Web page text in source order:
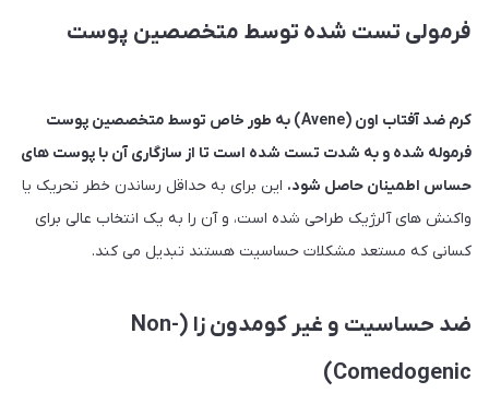
فرمولی تست شده توسط متخصصین پوست
کرم ضد آفتاب اون (Avene) به طور خاص توسط متخصصین پوست
فرموله شده و به شدت تست شده است تا از سازگاری آن با پوست های
حساس اطمینان حاصل شود. این برای به حداقل رساندن خطر تحریک یا
واکنش های آلرژیک طراحی شده است، و آن را به یک انتخاب عالی برای
کسانی که مستعد مشکلات حساسیت هستند تبدیل می کند.
ضد حساسیت و غیر کومدون زا (Non-
Comedogenic)